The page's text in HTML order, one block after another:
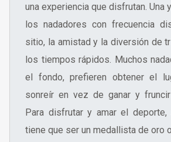
una experiencia que disfrutan. Una
los nadadores con frecuencia
sitio, la amistad y la diversión de
los tiempos rápidos. Muchos
el fondo, prefieren obtener el
sonreír en vez de ganar y
Para disfrutar y amar el deporte,
tiene que ser un medallista de oro